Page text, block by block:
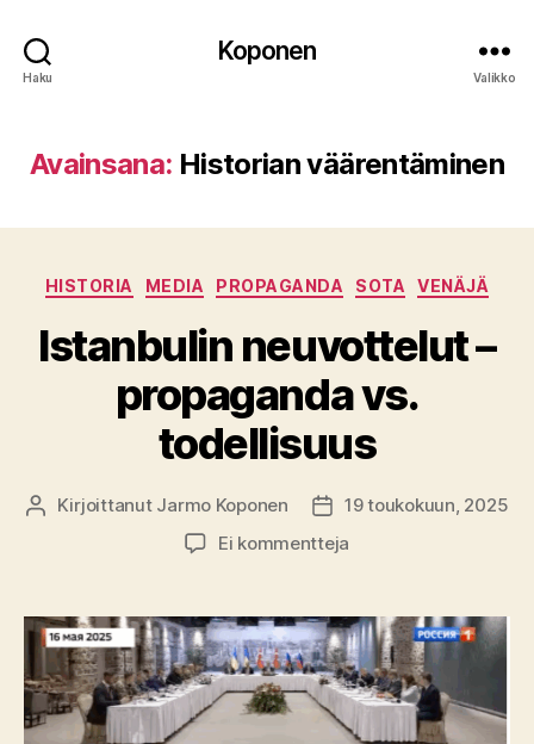
Haku
Koponen
Valikko
Avainsana: Historian väärentäminen
Kategoriat
HISTORIA MEDIA PROPAGANDA SOTA VENÄJÄ
Istanbulin neuvottelut –
propaganda vs.
todellisuus
Kirjoittaja
Kirjoittanut Jarmo Koponen Julkaisupäivämäärä
19 toukokuun, 2025
Ei kommentteja
–
propaganda
vs.
todellisuus